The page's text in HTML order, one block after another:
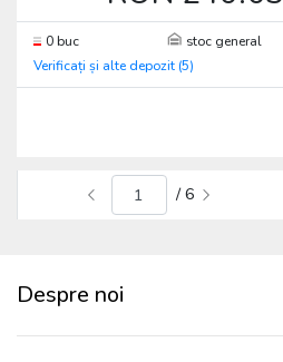
0 buc
stoc general
Verificați și alte depozit (5)
/ 6
Despre noi